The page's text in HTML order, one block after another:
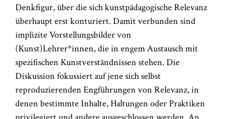
Denkfigur, über die sich kunstpädagogische Relevanz
überhaupt erst konturiert. Damit verbunden sind
implizite Vorstellungsbilder von
(Kunst)Lehrer*innen, die in engem Austausch mit
spezifischen Kunstverständnissen stehen. Die
Diskussion fokussiert auf jene sich selbst
reproduzierenden Engführungen von Relevanz, in
denen bestimmte Inhalte, Haltungen oder Praktiken